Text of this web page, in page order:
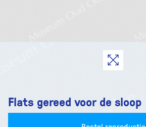
Flats gereed voor de sloop